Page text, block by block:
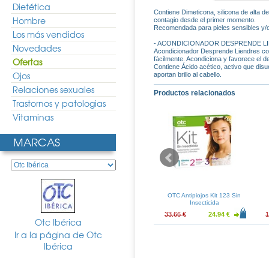
Dietética
Hombre
Los más vendidos
Novedades
Ofertas
Ojos
Relaciones sexuales
Trastornos y patologias
Vitaminas
MARCAS
Otc Ibérica
Ir a la página de Otc
Ibérica
Contiene Dimeticona, silicona de alta
contagio desde el primer momento.
Recomendada para pieles sensibles y/
- ACONDICIONADOR DESPRENDE
Acondicionador Desprende Liendres
fácilmente. Acondiciona y favorece el
Contiene Ácido acético, activo que
aportan brillo al cabello.
Productos relacionados
OTC Antipiojos Locion Piel
16.81 €
OTC Antipiojos Kit 123 Sin
Insecticida
33.66 € 24.94 €